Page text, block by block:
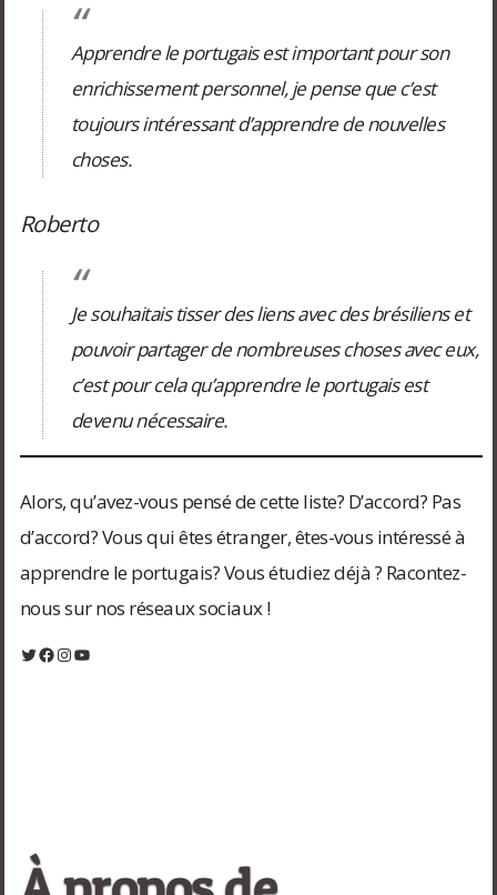
Apprendre le portugais est important pour son
enrichissement personnel, je pense que c’est
toujours intéressant d’apprendre de nouvelles
choses.
Roberto
Je souhaitais tisser des liens avec des brésiliens et
pouvoir partager de nombreuses choses avec eux,
c’est pour cela qu’apprendre le portugais est
devenu nécessaire.
Alors, qu’avez-vous pensé de cette liste? D’accord? Pas
d’accord? Vous qui êtes étranger, êtes-vous intéressé à
apprendre le portugais? Vous étudiez déjà ? Racontez-
nous sur nos réseaux sociaux !
Twitter
Facebook
Instagram
YouTube